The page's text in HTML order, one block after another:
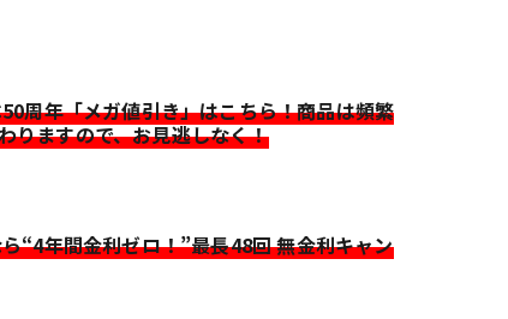
周年「メガ値引き」はこちら！商品は頻繁
りますので、お見逃しなく！
“4年間金利ゼロ！”最長48回 無金利キャン